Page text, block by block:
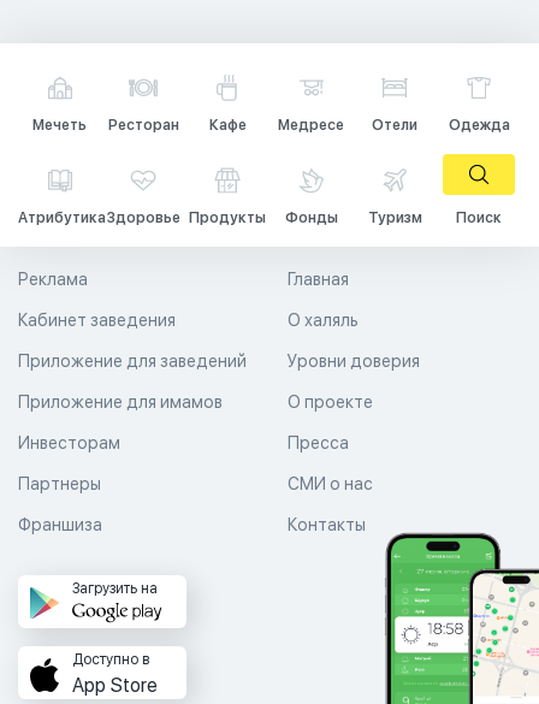
Мечеть Ресторан Кафе Медресе Отели Одежда
АтрибутикаЗдоровье Продукты Фонды Туризм Поиск
Главная
О халяль
Уровни доверия
Реклама
Кабинет заведения
Приложение для заведений
Приложение для имамов О проекте
Пресса
СМИ о нас
Контакты
Инвесторам
Партнеры
Франшиза
Загрузить на
Доступно в
App Store